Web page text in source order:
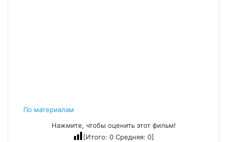
По материалам
Нажмите, чтобы оценить этот фильм!
[Итого: 0 Средняя: 0]